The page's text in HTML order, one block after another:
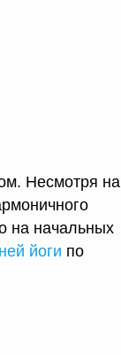
Несмотря на
на начальных
йоги по